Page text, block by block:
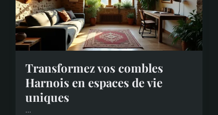
Transformez vos combles
Harnois en espaces de vie
uniques
...